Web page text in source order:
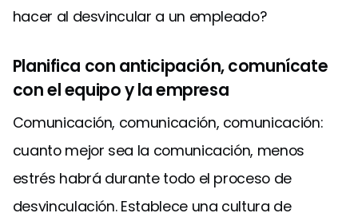
hacer al desvincular a un empleado?
Planifica con anticipación, comunícate
con el equipo y la empresa
Comunicación, comunicación, comunicación:
cuanto mejor sea la comunicación, menos
estrés habrá durante todo el proceso de
desvinculación. Establece una cultura de